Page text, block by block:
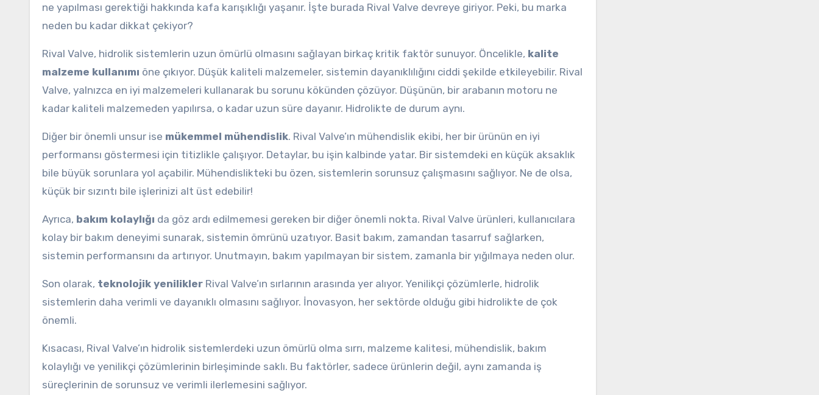
ne yapılması gerektiği hakkında kafa karışıklığı yaşanır. İşte burada Rival Valve devreye giriyor. Peki, bu marka
neden bu kadar dikkat çekiyor?
Rival Valve, hidrolik sistemlerin uzun ömürlü olmasını sağlayan birkaç kritik faktör sunuyor. Öncelikle, kalite
malzeme kullanımı öne çıkıyor. Düşük kaliteli malzemeler, sistemin dayanıklılığını ciddi şekilde etkileyebilir. Rival
Valve, yalnızca en iyi malzemeleri kullanarak bu sorunu kökünden çözüyor. Düşünün, bir arabanın motoru ne
kadar kaliteli malzemeden yapılırsa, o kadar uzun süre dayanır. Hidrolikte de durum aynı.
Diğer bir önemli unsur ise mükemmel mühendislik. Rival Valve’ın mühendislik ekibi, her bir ürünün en iyi
performansı göstermesi için titizlikle çalışıyor. Detaylar, bu işin kalbinde yatar. Bir sistemdeki en küçük aksaklık
bile büyük sorunlara yol açabilir. Mühendislikteki bu özen, sistemlerin sorunsuz çalışmasını sağlıyor. Ne de olsa,
küçük bir sızıntı bile işlerinizi alt üst edebilir!
Ayrıca, bakım kolaylığı da göz ardı edilmemesi gereken bir diğer önemli nokta. Rival Valve ürünleri, kullanıcılara
kolay bir bakım deneyimi sunarak, sistemin ömrünü uzatıyor. Basit bakım, zamandan tasarruf sağlarken,
sistemin performansını da artırıyor. Unutmayın, bakım yapılmayan bir sistem, zamanla bir yığılmaya neden olur.
Son olarak, teknolojik yenilikler Rival Valve’ın sırlarının arasında yer alıyor. Yenilikçi çözümlerle, hidrolik
sistemlerin daha verimli ve dayanıklı olmasını sağlıyor. İnovasyon, her sektörde olduğu gibi hidrolikte de çok
önemli.
Kısacası, Rival Valve’ın hidrolik sistemlerdeki uzun ömürlü olma sırrı, malzeme kalitesi, mühendislik, bakım
kolaylığı ve yenilikçi çözümlerinin birleşiminde saklı. Bu faktörler, sadece ürünlerin değil, aynı zamanda iş
süreçlerinin de sorunsuz ve verimli ilerlemesini sağlıyor.